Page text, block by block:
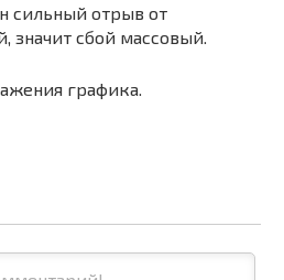
сильный отрыв от
значит сбой массовый.
графика.